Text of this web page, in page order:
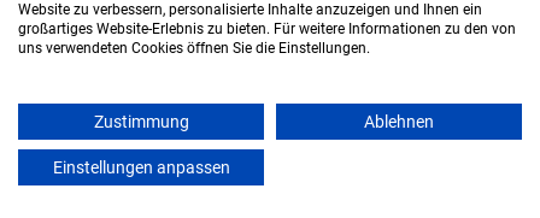
Interaktiv GmbH
bundesweit
Start: Oktober 2026
Website zu verbessern, personalisierte Inhalte anzuzeigen und Ihnen ein
großartiges Website-Erlebnis zu bieten. Für weitere Informationen zu den von
uns verwendeten Cookies öffnen Sie die Einstellungen.
Zustimmung Ablehnen
Einstellungen anpassen